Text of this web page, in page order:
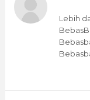
Lebih